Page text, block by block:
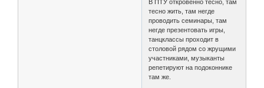
В ПТУ откровенно тесно, там
тесно жить, там негде
проводить семинары, там
негде презентовать игры,
танцклассы проходит в
столовой рядом со жрущими
участниками, музыканты
репетируют на подоконнике
там же.